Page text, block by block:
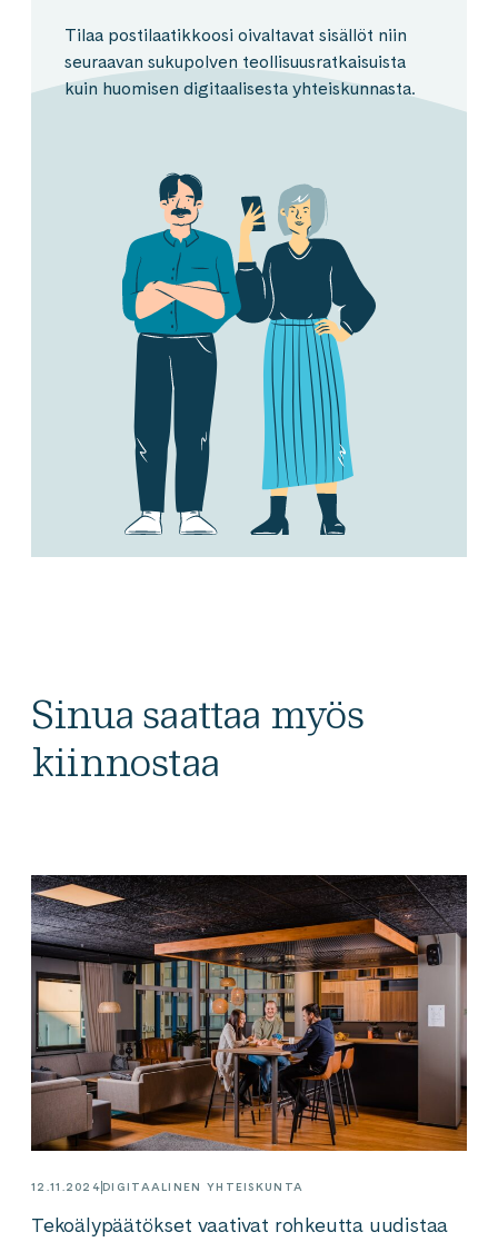
Tilaa postilaatikkoosi oivaltavat sisällöt niin
seuraavan sukupolven teollisuusratkaisuista
kuin huomisen digitaalisesta yhteiskunnasta.
Sinua saattaa myös
kiinnostaa
12.11.2024DIGITAALINEN YHTEISKUNTA
Tekoälypäätökset vaativat rohkeutta uudistaa